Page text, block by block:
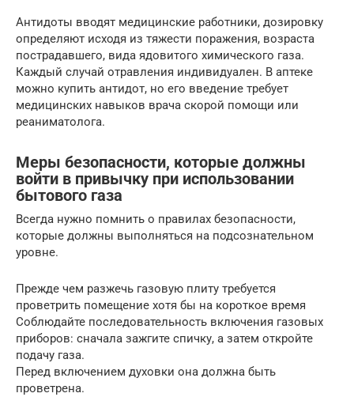
Антидоты вводят медицинские работники, дозировку
определяют исходя из тяжести поражения, возраста
пострадавшего, вида ядовитого химического газа.
Каждый случай отравления индивидуален. В аптеке
можно купить антидот, но его введение требует
медицинских навыков врача скорой помощи или
реаниматолога.
Меры безопасности, которые должны
войти в привычку при использовании
бытового газа
Всегда нужно помнить о правилах безопасности,
которые должны выполняться на подсознательном
уровне.
Прежде чем разжечь газовую плиту требуется
проветрить помещение хотя бы на короткое время
Соблюдайте последовательность включения газовых
приборов: сначала зажгите спичку, а затем откройте
подачу газа.
Перед включением духовки она должна быть
проветрена.